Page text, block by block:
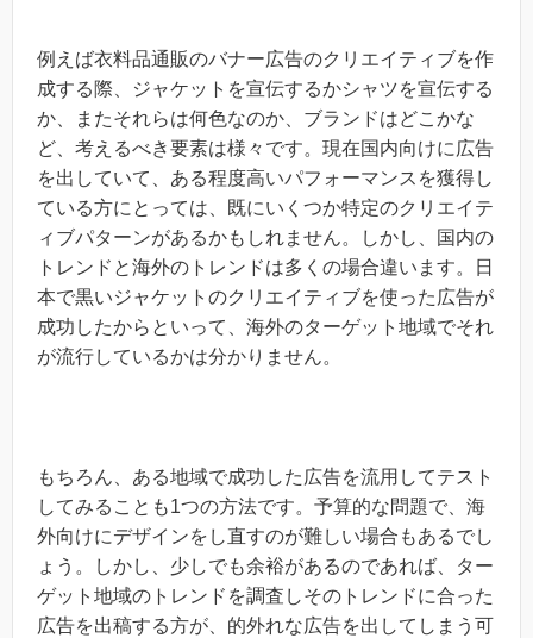
例えば衣料品通販のバナー広告のクリエイティブを作
成する際、ジャケットを宣伝するかシャツを宣伝する
か、またそれらは何色なのか、ブランドはどこかな
ど、考えるべき要素は様々です。現在国内向けに広告
を出していて、ある程度高いパフォーマンスを獲得し
ている方にとっては、既にいくつか特定のクリエイテ
ィブパターンがあるかもしれません。しかし、国内の
トレンドと海外のトレンドは多くの場合違います。日
本で黒いジャケットのクリエイティブを使った広告が
成功したからといって、海外のターゲット地域でそれ
が流行しているかは分かりません。
もちろん、ある地域で成功した広告を流用してテスト
してみることも1つの方法です。予算的な問題で、海
外向けにデザインをし直すのが難しい場合もあるでし
ょう。しかし、少しでも余裕があるのであれば、ター
ゲット地域のトレンドを調査しそのトレンドに合った
広告を出稿する方が、的外れな広告を出してしまう可